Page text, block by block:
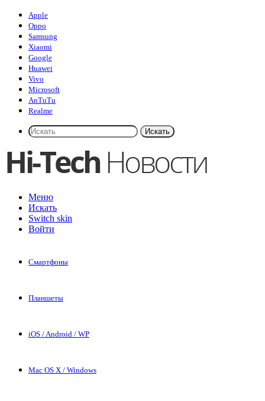
Apple
Oppo
Samsung
Xiaomi
Google
Huawei
Vivo
Microsoft
AnTuTu
Realme
Искать
Меню
Искать
Switch skin
Войти
Смартфоны
Планшеты
iOS / Android / WP
Mac OS X / Windows